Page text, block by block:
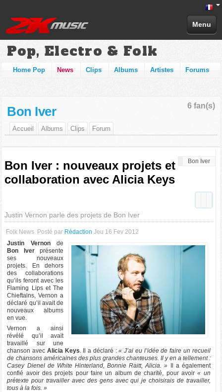
Menu
Pop, Electro & Folk
Home Pop News Clips Albums Artistes Forums
6 fan(s)
Bon Iver
Accueil Albums Clips Forum
Bon Iver
Bon Iver : nouveaux projets et
collaboration avec Alicia Keys
Justin Vernon parle des projets de Bon Iver
Folk News Posté par Rédaction Jeu 16 Fev 2012
Justin Vernonde
Bon Iver présente
ses nouveaux
projets. En dehors
des collaborations
qu’ils feront avec les
Flaming Lips et The
Chieftains, Vernon a
déclaré qu’il avait de
nouveaux albums
en vue.
Vernon a ainsi
révélé qu’il avait
travaillé sur une
chanson avec Alicia Keys. Il a déclaré :« J’ai eu l’idée de faire un recueil
de chansons américaines des plus grandes chanteuses. Il y en a tellement :
Casey Dienel de White Hinterland, Bonnie Raitt, Alicia. » Il a également
confié avoir des projets pour faire un album de charité, pour avoir« un
prétexte pour travailler avec des gens avec qui je choisirais de travailler,
tous à la fois. »